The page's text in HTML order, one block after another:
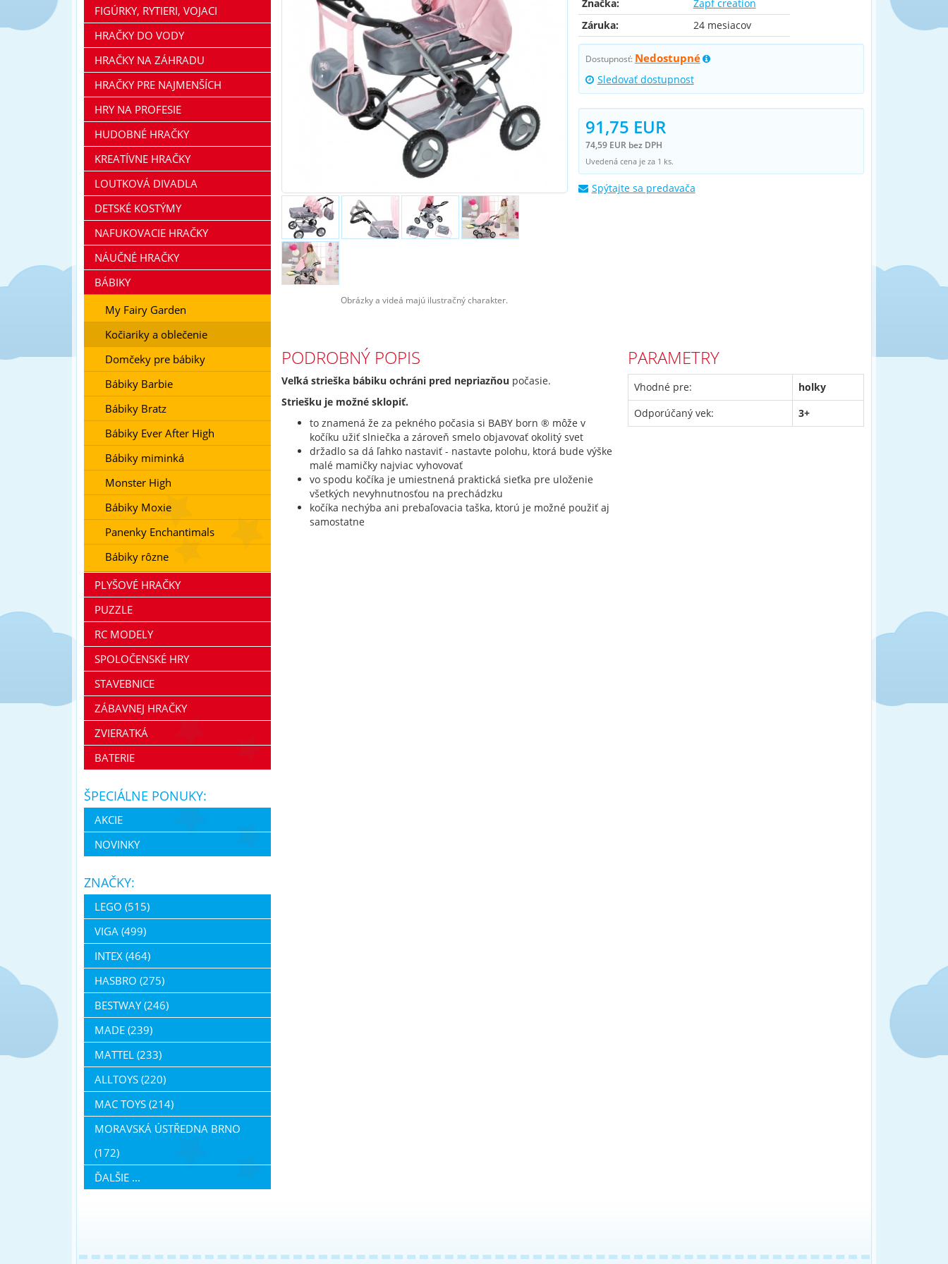
Obrázky a videá majú ilustračný charakter.
Značka:
Zapf creation
Záruka:
24 mesiacov
Dostupnosť: Nedostupné
Sledovať dostupnost
91,75 EUR
74,59 EUR bez DPH
Uvedená cena je za 1 ks.
Spýtajte sa predavača
PODROBNÝ POPIS
Veľká strieška bábiku ochráni pred nepriazňou počasie.
Striešku je možné sklopiť.
to znamená že za pekného počasia si BABY born ® môže v
kočíku užiť slniečka a zároveň smelo objavovať okolitý svet
držadlo sa dá ľahko nastaviť - nastavte polohu, ktorá bude výške
malé mamičky najviac vyhovovať
vo spodu kočíka je umiestnená praktická sieťka pre uloženie
všetkých nevyhnutnosťou na prechádzku
kočíka nechýba ani prebaľovacia taška, ktorú je možné použiť aj
samostatne
PARAMETRY
Vhodné pre:
holky
Odporúčaný vek:
3+
FIGÚRKY, RYTIERI, VOJACI
HRAČKY DO VODY
HRAČKY NA ZÁHRADU
HRAČKY PRE NAJMENŠÍCH
HRY NA PROFESIE
HUDOBNÉ HRAČKY
KREATÍVNE HRAČKY
LOUTKOVÁ DIVADLA
DETSKÉ KOSTÝMY
NAFUKOVACIE HRAČKY
NÁUČNÉ HRAČKY
BÁBIKY
My Fairy Garden
Kočiariky a oblečenie
Domčeky pre bábiky
Bábiky Barbie
Bábiky Bratz
Bábiky Ever After High
Bábiky miminká
Monster High
Bábiky Moxie
Panenky Enchantimals
Bábiky rôzne
PLYŠOVÉ HRAČKY
PUZZLE
RC MODELY
SPOLOČENSKÉ HRY
STAVEBNICE
ZÁBAVNEJ HRAČKY
ZVIERATKÁ
BATERIE
ŠPECIÁLNE PONUKY:
AKCIE
NOVINKY
ZNAČKY:
LEGO (515)
VIGA (499)
INTEX (464)
HASBRO (275)
BESTWAY (246)
MADE (239)
MATTEL (233)
ALLTOYS (220)
MAC TOYS (214)
MORAVSKÁ ÚSTŘEDNA BRNO
(172)
ĎALŠIE ...